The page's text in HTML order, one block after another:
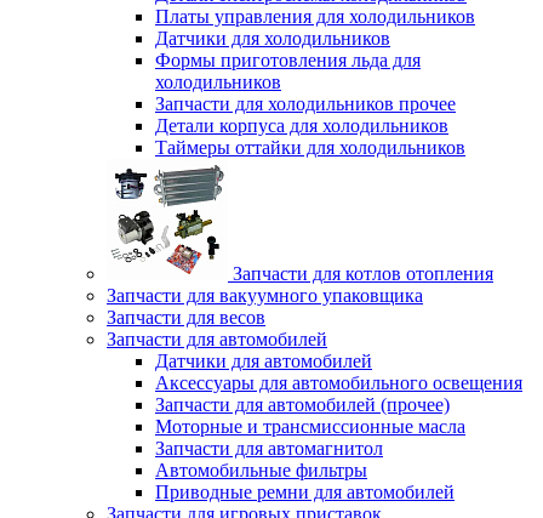
Платы управления для холодильников
Датчики для холодильников
Формы приготовления льда для
холодильников
Запчасти для холодильников прочее
Детали корпуса для холодильников
Таймеры оттайки для холодильников
Запчасти для котлов отопления
Запчасти для вакуумного упаковщика
Запчасти для весов
Запчасти для автомобилей
Датчики для автомобилей
Аксессуары для автомобильного освещения
Запчасти для автомобилей (прочее)
Моторные и трансмиссионные масла
Запчасти для автомагнитол
Автомобильные фильтры
Приводные ремни для автомобилей
Запчасти для игровых приставок